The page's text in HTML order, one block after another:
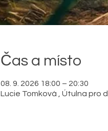
Čas a místo
08. 9. 2026 18:00 – 20:30
Lucie Tomková , Útulna pro